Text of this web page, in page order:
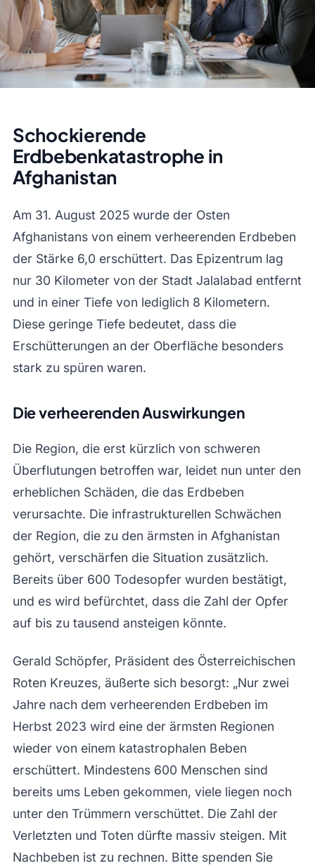
Schockierende
Erdbebenkatastrophe in
Afghanistan
Am 31. August 2025 wurde der Osten
Afghanistans von einem verheerenden Erdbeben
der Stärke 6,0 erschüttert. Das Epizentrum lag
nur 30 Kilometer von der Stadt Jalalabad entfernt
und in einer Tiefe von lediglich 8 Kilometern.
Diese geringe Tiefe bedeutet, dass die
Erschütterungen an der Oberfläche besonders
stark zu spüren waren.
Die verheerenden Auswirkungen
Die Region, die erst kürzlich von schweren
Überflutungen betroffen war, leidet nun unter den
erheblichen Schäden, die das Erdbeben
verursachte. Die infrastrukturellen Schwächen
der Region, die zu den ärmsten in Afghanistan
gehört, verschärfen die Situation zusätzlich.
Bereits über 600 Todesopfer wurden bestätigt,
und es wird befürchtet, dass die Zahl der Opfer
auf bis zu tausend ansteigen könnte.
Gerald Schöpfer, Präsident des Österreichischen
Roten Kreuzes, äußerte sich besorgt: „Nur zwei
Jahre nach dem verheerenden Erdbeben im
Herbst 2023 wird eine der ärmsten Regionen
wieder von einem katastrophalen Beben
erschüttert. Mindestens 600 Menschen sind
bereits ums Leben gekommen, viele liegen noch
unter den Trümmern verschüttet. Die Zahl der
Verletzten und Toten dürfte massiv steigen. Mit
Nachbeben ist zu rechnen. Bitte spenden Sie